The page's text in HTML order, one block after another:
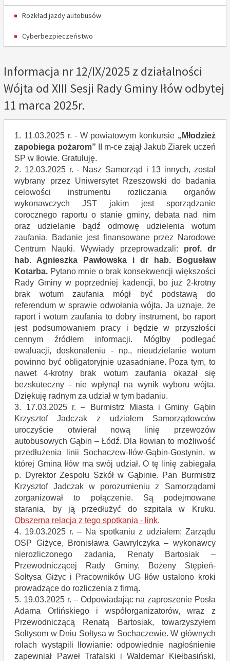
Rozkład jazdy autobusów
Cyberbezpieczeństwo
Informacja nr 12/IX/2025 z działalności
Wójta od XIII Sesji Rady Gminy Iłów odbytej
11 marca 2025r.
1. 11.03.2025 r. - W powiatowym konkursie „Młodzież
zapobiega pożarom”
II m-ce zajął Jakub Ziarek uczeń
SP w Iłowie. Gratuluję.
2. 12.03.2025 r. - Nasz Samorząd i 13 innych, został
wybrany przez Uniwersytet Rzeszowski do badania
celowości instrumentu rozliczania organów
wykonawczych JST jakim jest sporządzanie
corocznego raportu o stanie gminy, debata nad nim
oraz udzielanie bądź odmowę udzielenia wotum
zaufania. Badanie jest finansowane przez Narodowe
Centrum Nauki. Wywiady przeprowadzali: prof. dr
hab. Agnieszka Pawłowska i dr hab. Bogusław
Kotarba. Pytano mnie o brak konsekwencji większości
Rady Gminy w poprzedniej kadencji, bo już 2-krotny
brak wotum zaufania mógł być podstawą do
referendum w sprawie odwołania wójta. Ja uznaje, że
raport i wotum zaufania to dobry instrument, bo raport
jest podsumowaniem pracy i będzie w przyszłości
cennym źródłem informacji. Mógłby podlegać
ewaluacji, doskonaleniu - np., nieudzielanie wotum
powinno być obligatoryjnie uzasadniane. Poza tym, to
nawet 4-krotny brak wotum zaufania okazał się
bezskuteczny - nie wpłynął na wynik wyboru wójta.
Dziękuję radnym za udział w tym badaniu.
3. 17.03.2025 r. – Burmistrz Miasta i Gminy Gąbin
Krzysztof Jadczak z udziałem Samorządowców
uroczyście otwierał nową linię przewozów
autobusowych Gąbin – Łódź. Dla Iłowian to możliwość
przedłużenia linii Sochaczew-Iłów-Gąbin-Gostynin, w
której Gmina Iłów ma swój udział. O tę linię zabiegała
p. Dyrektor Zespołu Szkół w Gąbinie. Pan Burmistrz
Krzysztof Jadczak w porozumieniu z Samorządami
zorganizował to połączenie. Są podejmowane
starania, by ją przedłużyć do szpitala w Kruku.
Obszerna relacja z tego spotkania - link.
4. 19.03.2025 r. – Na spotkaniu z udziałem: Zarządu
OSP Giżyce, Bronisława Gawrylczyka – wykonawcy
nierozliczonego zadania, Renaty Bartosiak –
Przewodniczącej Rady Gminy, Bożeny Stępień-
Sołtysa Giżyc i Pracowników UG Iłów ustalono kroki
prowadzące do rozliczenia z firmą.
5. 19.03.2025 r. – Odpowiadając na zaproszenie Posła
Adama Orlińskiego i współorganizatorów, wraz z
Przewodniczącą Renatą Bartosiak, towarzyszyłem
Sołtysom w Dniu Sołtysa w Sochaczewie. W głównych
rolach wystąpili Iłowianie: odpowiednie nagłośnienie
zapewniał Paweł Trafalski i Waldemar Kiełbasiński,